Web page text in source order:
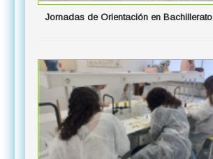
Jornadas de Orientación en Bachillerato